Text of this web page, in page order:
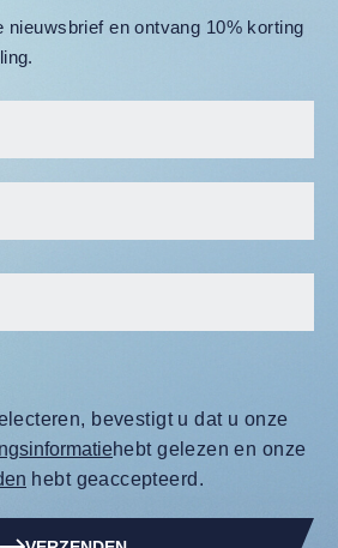
nieuwsbrief en ontvang 10% korting
bevestigt u dat u onze
hebt gelezen en onze
hebt geaccepteerd.